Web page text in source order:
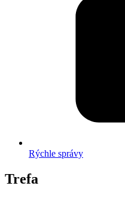
Rýchle správy
Trefa